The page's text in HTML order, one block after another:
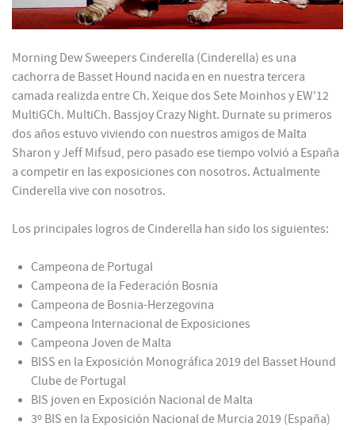
Morning Dew Sweepers Cinderella (Cinderella) es una
cachorra de Basset Hound nacida en en nuestra tercera
camada realizda entre Ch. Xeique dos Sete Moinhos y EW'12
MultiGCh. MultiCh. Bassjoy Crazy Night. Durnate su primeros
dos años estuvo viviendo con nuestros amigos de Malta
Sharon y Jeff Mifsud, pero pasado ese tiempo volvió a España
a competir en las exposiciones con nosotros. Actualmente
Cinderella vive con nosotros.
Los principales logros de Cinderella han sido los siguientes:
Campeona de Portugal
Campeona de la Federación Bosnia
Campeona de Bosnia-Herzegovina
Campeona Internacional de Exposiciones
Campeona Joven de Malta
BISS en la Exposición Monográfica 2019 del Basset Hound
Clube de Portugal
BIS joven en Exposición Nacional de Malta
3º BIS en la Exposición Nacional de Murcia 2019 (España)